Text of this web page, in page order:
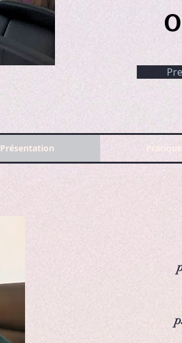
Présentation